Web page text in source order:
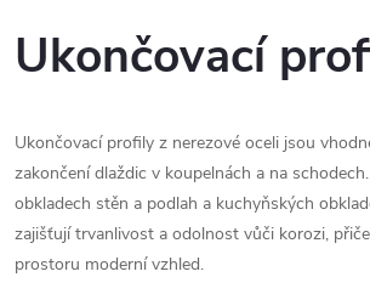
v
k
y
v
ý
p
Ukončovací
Ukončovací profily z nerezové oceli jsou
zakončení dlaždic v koupelnách a na
obkladech stěn a podlah a kuchyňských
zajišťují trvanlivost a odolnost vůči korozi,
prostoru moderní vzhled.